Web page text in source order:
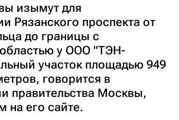
изымут для
Рязанского проспекта от
до границы с
у ООО "ТЭН-
участок площадью 949
говорится в
правительства Москвы,
на его сайте.